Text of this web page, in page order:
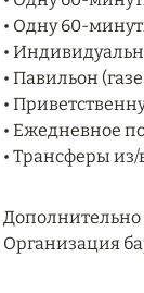
• Одну 60-
•
• Павильон
•
• Ежедневное
• Трансферы из/
Организация